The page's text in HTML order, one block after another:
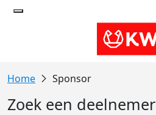
Sponsor
Zoek een deelnemer